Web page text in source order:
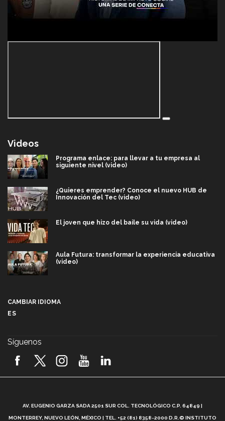
Videos
Programa enlace: para llevar a tu empresa al
siguiente nivel (video)
¿Quieres emprender? Conoce el nuevo HUB de
Innovación del Tec (video)
El joven que hizo del baile su vida (video)
Aula Futura: transformar la experiencia educativa
(video)
2026! (video)
¿Cómo es el Modelo Educativo Tec? (video)
CAMBIAR IDIOMA
ES
Síguenos
AV. EUGENIO GARZA SADA 2501 SUR COL. TECNOLÓGICO C.P. 64849 |
MONTERREY, NUEVO LEÓN, MÉXICO | TEL. +52 (81) 8358-2000 D.R.© INSTITUTO